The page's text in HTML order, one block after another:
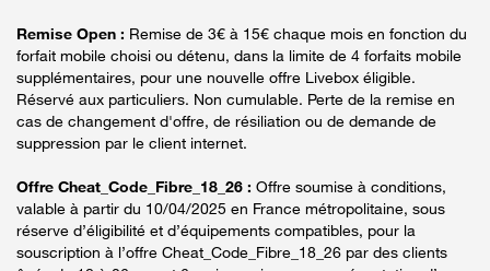
Remise Open : Remise de 3€ à 15€ chaque mois en fonction du
forfait mobile choisi ou détenu, dans la limite de 4 forfaits mobile
supplémentaires, pour une nouvelle offre Livebox éligible.
Réservé aux particuliers. Non cumulable. Perte de la remise en
cas de changement d'offre, de résiliation ou de demande de
suppression par le client internet.
Offre Cheat_Code_Fibre_18_26 : Offre soumise à conditions,
valable à partir du 10/04/2025 en France métropolitaine, sous
réserve d’éligibilité et d’équipements compatibles, pour la
souscription à l’offre Cheat_Code_Fibre_18_26 par des clients